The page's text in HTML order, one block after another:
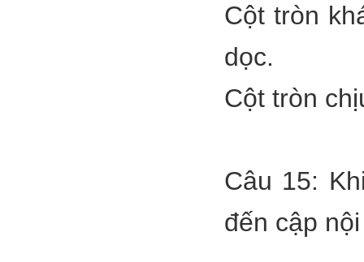
Cột tròn
dọc.
Cột tròn
Câu 15:
đến cập